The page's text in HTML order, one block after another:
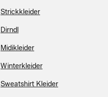
Strickkleider
Dirndl
Midikleider
Winterkleider
Sweatshirt Kleider